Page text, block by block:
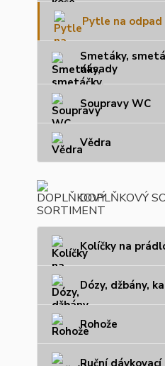
Pytle na odpad
Smetáky,
násady
Soupravy WC
Vědra
DOPLŇKOVÝ
Kolíčky na
Dózy, džbány,
Rohože
Ruční